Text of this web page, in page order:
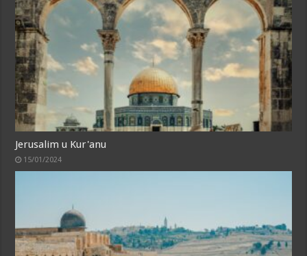
Jerusalim u Kur'anu
15/01/2024